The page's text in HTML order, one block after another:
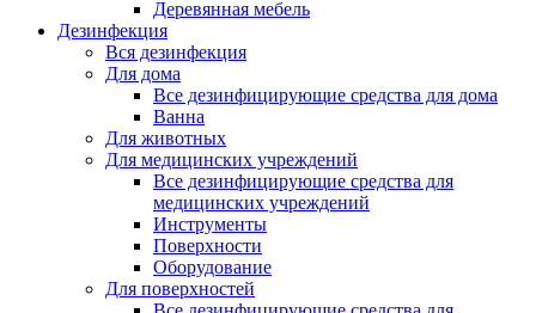
Деревянная мебель
Дезинфекция
Вся дезинфекция
Для дома
Все дезинфицирующие средства для дома
Ванна
Для животных
Для медицинских учреждений
Все дезинфицирующие средства для
медицинских учреждений
Инструменты
Поверхности
Оборудование
Для поверхностей